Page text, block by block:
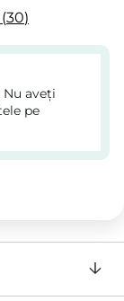
30
Nu aveți
pe